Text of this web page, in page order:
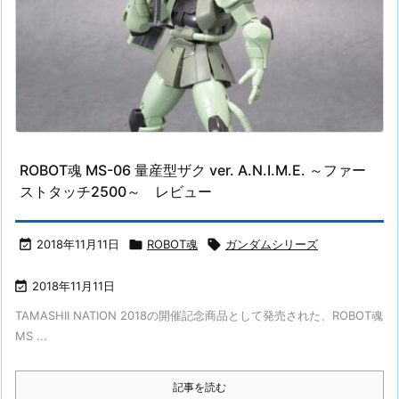
ROBOT魂 MS-06 量産型ザク ver. A.N.I.M.E. ～ファー
ストタッチ2500～ レビュー
 2018年11月11日  ROBOT魂  ガンダムシリーズ
 2018年11月11日
TAMASHII NATION 2018の開催記念商品として発売された、ROBOT魂
MS ...
記事を読む